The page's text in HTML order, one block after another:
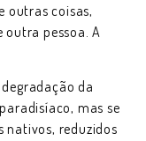
outras coisas,
outra pessoa. A
da
mas se
nativos, reduzidos